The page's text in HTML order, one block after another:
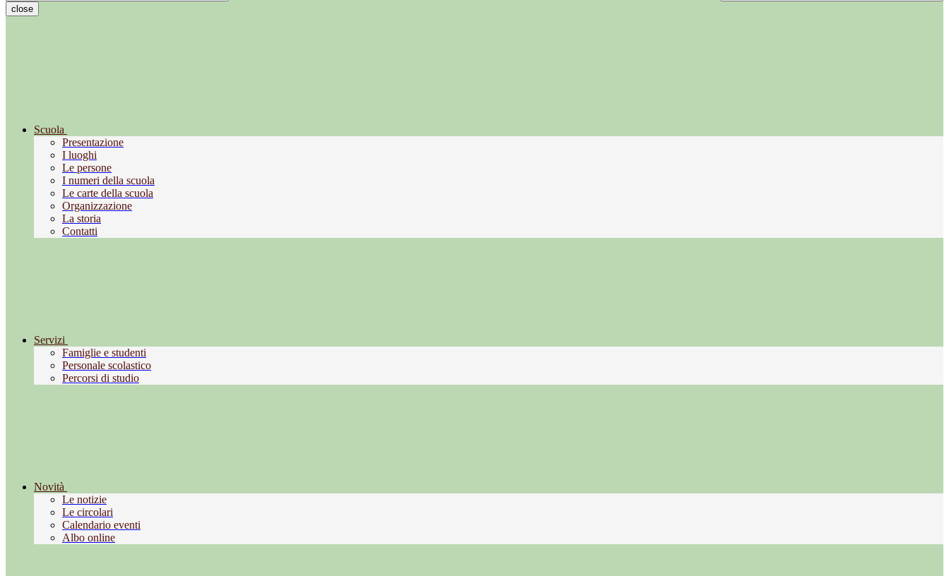
close
Scuola
Presentazione
I luoghi
Le persone
I numeri della scuola
Le carte della scuola
Organizzazione
La storia
Contatti
Servizi
Famiglie e studenti
Personale scolastico
Percorsi di studio
Novità
Le notizie
Le circolari
Calendario eventi
Albo online